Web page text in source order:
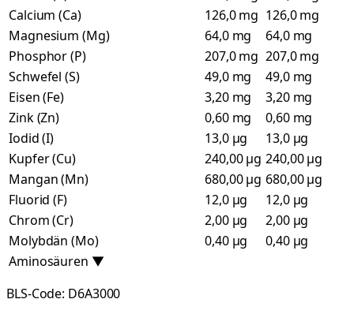
Calcium (Ca)
126,0 mg 126,0 mg
Magnesium (Mg)
64,0 mg
64,0 mg
Phosphor (P)
207,0 mg 207,0 mg
Schwefel (S)
49,0 mg
49,0 mg
Eisen (Fe)
3,20 mg
3,20 mg
Zink (Zn)
0,60 mg
0,60 mg
Iodid (I)
13,0 µg
13,0 µg
Kupfer (Cu)
240,00 µg 240,00 µg
Mangan (Mn)
680,00 µg 680,00 µg
Fluorid (F)
12,0 µg
12,0 µg
Chrom (Cr)
2,00 µg
2,00 µg
Molybdän (Mo)
0,40 µg
0,40 µg
Aminosäuren ▼
BLS-Code: D6A3000